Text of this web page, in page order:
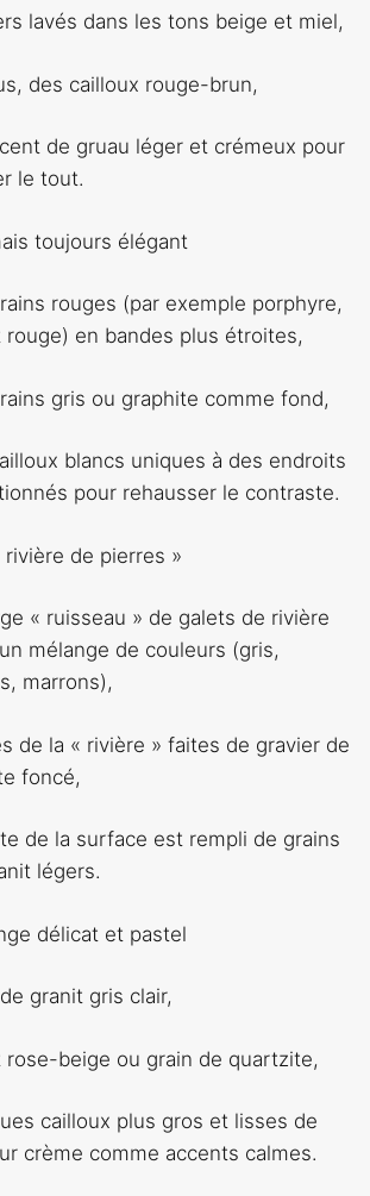
lavés dans les tons beige et miel,
des cailloux rouge-brun,
de gruau léger et crémeux pour
le tout.
toujours élégant
rouges (par exemple porphyre,
rouge) en bandes plus étroites,
gris ou graphite comme fond,
blancs uniques à des endroits
pour rehausser le contraste.
rivière de pierres »
« ruisseau » de galets de rivière
mélange de couleurs (gris,
marrons),
de la « rivière » faites de gravier de
foncé,
de la surface est rempli de grains
légers.
délicat et pastel
granit gris clair,
rose-beige ou grain de quartzite,
cailloux plus gros et lisses de
crème comme accents calmes.